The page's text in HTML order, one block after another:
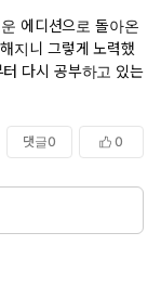
책을 읽으며 ‘할 수
뿐 아니라 일본어, 중
송”이라는 점은, 특별
하게 한다. 하루 10문
않지만, 그걸 수십
도의 문제였다는 생각
니라 ‘자신감의 문
에디션으로 돌아온
지니 그렇게 노력했
다시 공부하고 있는
댓글0 0